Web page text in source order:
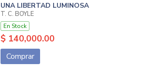
UNA LIBERTAD LUMINOSA
T. C. BOYLE
En Stock
$ 140,000.00
Comprar